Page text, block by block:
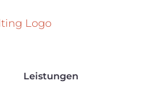
Leistungen